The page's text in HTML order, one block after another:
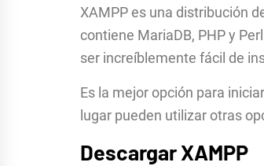
XAMPP es una distribución
contiene MariaDB, PHP y
ser increíblemente fácil de
Es la mejor opción para
lugar pueden utilizar otras
Descargar XAMPP